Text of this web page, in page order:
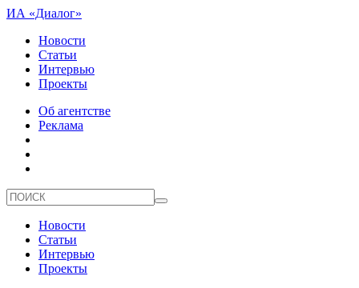
ИА «Диалог»
Новости
Статьи
Интервью
Проекты
Об агентстве
Реклама
Новости
Статьи
Интервью
Проекты